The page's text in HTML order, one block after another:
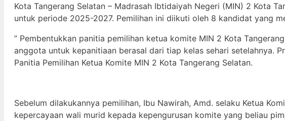
Kota Tangerang Selatan – Madrasah Ibtidaiyah Negeri (MIN) 2 Kota
untuk periode 2025-2027. Pemilihan ini diikuti oleh 8 kandidat yang
” Pembentukkan panitia pemilihan ketua komite MIN 2 Kota
anggota untuk kepanitiaan berasal dari tiap kelas sehari setelahnya.
Panitia Pemilihan Ketua Komite MIN 2 Kota Tangerang Selatan.
Sebelum dilakukannya pemilihan, Ibu Nawirah, Amd. selaku Ketua
kepercayaan wali murid kepada kepengurusan komite yang beliau